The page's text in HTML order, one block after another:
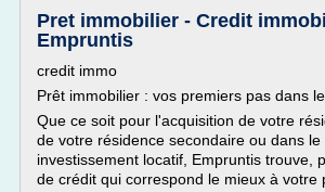
Pret immobilier - Credit
Empruntis
credit immo
Prêt immobilier : vos premiers pas dans
Que ce soit pour l'acquisition de votre
de votre résidence secondaire ou dans
investissement locatif, Empruntis trouve,
de crédit qui correspond le mieux à votre